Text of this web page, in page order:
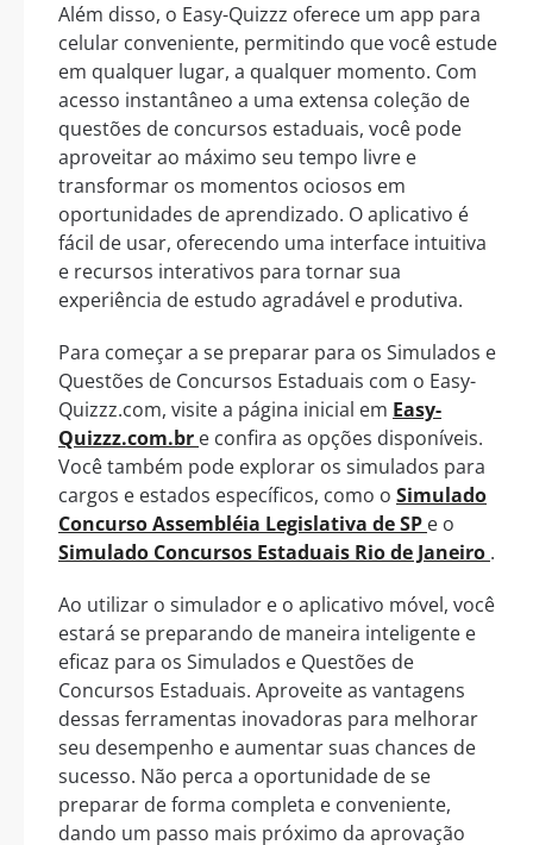
Além disso, o Easy-Quizzz oferece um app para
celular conveniente, permitindo que você estude
em qualquer lugar, a qualquer momento. Com
acesso instantâneo a uma extensa coleção de
questões de concursos estaduais, você pode
aproveitar ao máximo seu tempo livre e
transformar os momentos ociosos em
oportunidades de aprendizado. O aplicativo é
fácil de usar, oferecendo uma interface intuitiva
e recursos interativos para tornar sua
experiência de estudo agradável e produtiva.
Para começar a se preparar para os Simulados e
Questões de Concursos Estaduais com o Easy-
Quizzz.com, visite a página inicial em Easy-
Quizzz.com.br e confira as opções disponíveis.
Você também pode explorar os simulados para
cargos e estados específicos, como o Simulado
Concurso Assembléia Legislativa de SP e o
Simulado Concursos Estaduais Rio de Janeiro .
Ao utilizar o simulador e o aplicativo móvel, você
estará se preparando de maneira inteligente e
eficaz para os Simulados e Questões de
Concursos Estaduais. Aproveite as vantagens
dessas ferramentas inovadoras para melhorar
seu desempenho e aumentar suas chances de
sucesso. Não perca a oportunidade de se
preparar de forma completa e conveniente,
dando um passo mais próximo da aprovação